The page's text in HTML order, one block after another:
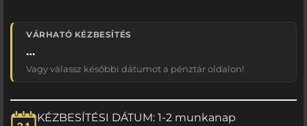
VÁRHATÓ KÉZBESÍTÉS
…
Vagy válassz későbbi dátumot a pénztár oldalon!
KÉZBESÍTÉSI DÁTUM: 1-2 munkanap